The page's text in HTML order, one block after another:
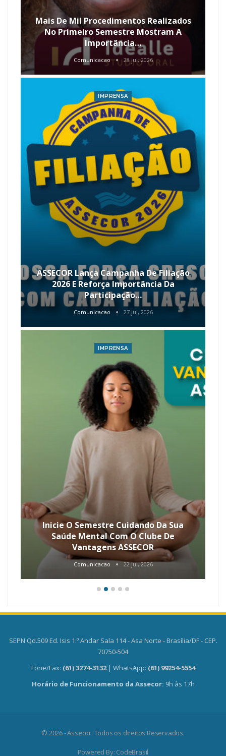
Mais De Mil Procedimentos Realizados
No Primeiro Semestre Mostram A
Importância…
Comunicacao 28 jul, 2026
IMPRENSA
ASSECOR Lança Campanha De Filiação
2026 E Reforça Importância Da
Participação…
Comunicacao 27 jul, 2026
IMPRENSA
Inicie O Semestre Cuidando Da Sua
Saúde Mental Com O Clube De
Vantagens ASSECOR
Comunicacao 22 jul, 2026
SEPN Qd.509 Ed. Isis 1.º Andar Sala 114 - Asa Norte - Brasília/DF - CEP.
70750-504
Fone/Fax: (61) 3274-3132 | WhatsApp: (61) 99254-5554
Horário de Funcionamento da Assecor: 9h às 17h
© 2026 - Assecor. Todos os direitos Reservados.
Powered By: CodeBrasil